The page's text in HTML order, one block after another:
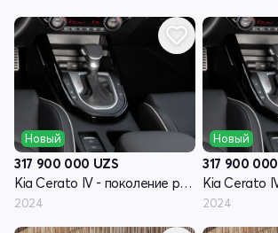
Новый
317 900 000 UZS
Kia Cerato IV - поколение рестайлинг
2024
Новый
317 900 000
2024